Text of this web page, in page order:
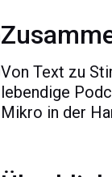
Von Text zu
lebendige
Mikro in der